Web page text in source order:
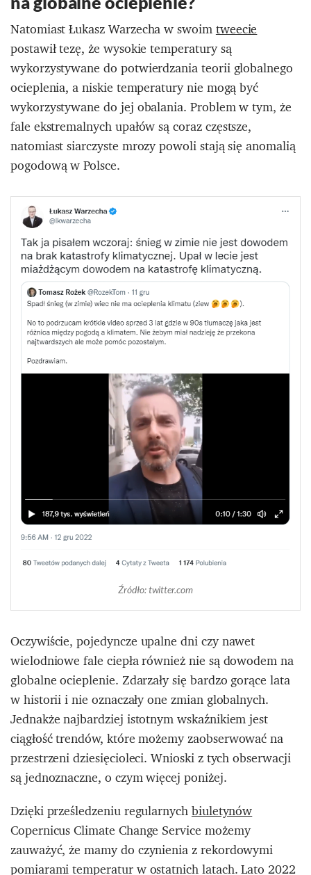
Natomiast Łukasz Warzecha w swoimtweecie
postawił tezę, że wysokie temperatury są
wykorzystywane do potwierdzania teorii globalnego
ocieplenia, a niskie temperatury nie mogą być
wykorzystywane do jej obalania. Problem w tym, że
fale ekstremalnych upałów są coraz częstsze,
natomiast siarczyste mrozy powoli stają się anomalią
pogodową w Polsce.
Źródło: twitter.com
Oczywiście, pojedyncze upalne dni czy nawet
wielodniowe fale ciepła również nie są dowodem na
globalne ocieplenie. Zdarzały się bardzo gorące lata
w historii i nie oznaczały one zmian globalnych.
Jednakże najbardziej istotnym wskaźnikiem jest
ciągłość trendów, które możemy zaobserwować na
przestrzeni dziesięcioleci. Wnioski z tych obserwacji
są jednoznaczne, o czym więcej poniżej.
Dzięki prześledzeniu regularnychbiuletynów
Copernicus Climate Change Service możemy
zauważyć, że mamy do czynienia z rekordowymi
pomiarami temperatur w ostatnich latach. Lato 2022